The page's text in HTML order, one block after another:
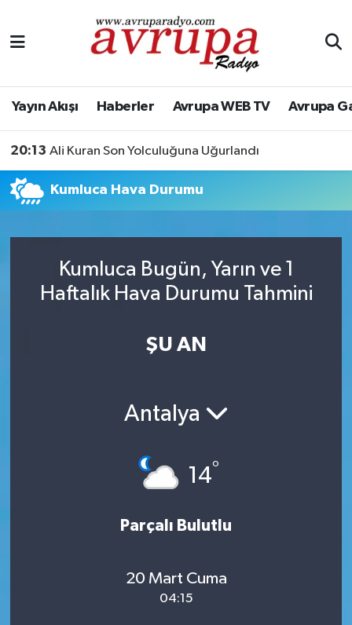
Yayın Akışı Haberler Avrupa WEB TV Avrupa
20:13 Ali Kuran Son Yolculuğuna Uğurlandı
Kumluca Hava Durumu
Kumluca Bugün, Yarın ve 1
Haftalık Hava Durumu Tahmini
ŞU AN
Antalya
14°
Parçalı Bulutlu
20 Mart Cuma
04:15
Yayın Akışı
Haberler
KÜLTÜR-SANAT
Genel
Nöbetçi Eczaneler
Hava Durumu
Tüm Manşetler
Son Dakika Haberleri